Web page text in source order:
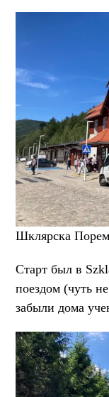
Шклярска
Старт был в
поездом (чуть
забыли дома